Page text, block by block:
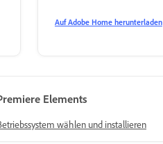
Auf Adobe Home herunterladen
Elements
wählen und installieren